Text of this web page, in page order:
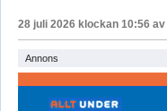
28 juli 2026 klockan 10:56 av
Annons